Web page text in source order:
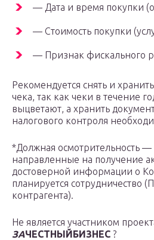
— Дата и время покупки
— Стоимость покупки
— Признак фискального
Рекомендуется снять и
чека, так как чеки в течение
выцветают, а хранить
налогового контроля
*Должная осмотрительность
направленные на получение
достоверной информации о
планируется сотрудничество
контрагента).
Не является участником
ЗАЧЕСТНЫЙБИЗНЕС ?